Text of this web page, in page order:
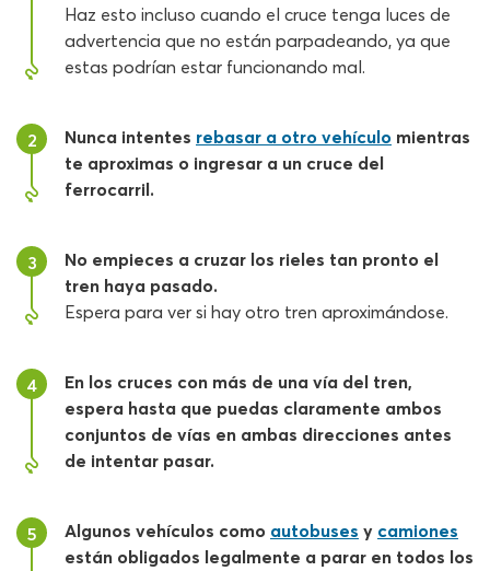
Haz esto incluso cuando el cruce tenga luces de
advertencia que no están parpadeando, ya que
estas podrían estar funcionando mal.
2 Nunca intentes rebasar a otro vehículo mientras
te aproximas o ingresar a un cruce del
ferrocarril.
3
No empieces a cruzar los rieles tan pronto el
tren haya pasado.
Espera para ver si hay otro tren aproximándose.
4
En los cruces con más de una vía del tren,
espera hasta que puedas claramente ambos
conjuntos de vías en ambas direcciones antes
de intentar pasar.
5 Algunos vehículos como autobuses y camiones
están obligados legalmente a parar en todos los